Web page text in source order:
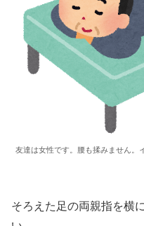
友達は女性です。腰も揉みません。
そろえた足の両親指を横